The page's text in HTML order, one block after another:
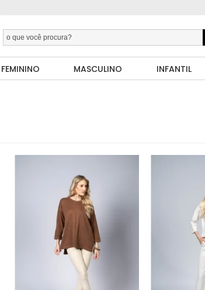
FEMININO MASCULINO INFANTIL